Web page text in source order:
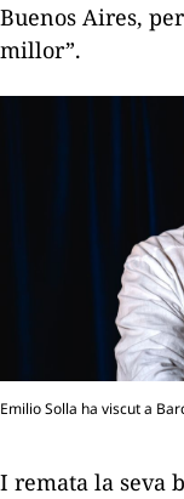
Buenos Aires,
millor”.
Emilio Solla ha viscut a
I remata la seva